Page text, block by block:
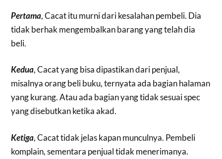
Pertama, Cacat itu murni dari kesalahan pembeli. Dia
tidak berhak mengembalkan barang yang telah dia
beli.
Kedua, Cacat yang bisa dipastikan dari penjual,
misalnya orang beli buku, ternyata ada bagian halaman
yang kurang. Atau ada bagian yang tidak sesuai spec
yang disebutkan ketika akad.
Ketiga, Cacat tidak jelas kapan munculnya. Pembeli
komplain, sementara penjual tidak menerimanya.